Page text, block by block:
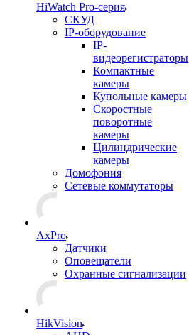
HiWatch Pro-серия
CКУД
IP-оборудование
IP-
видеорегистраторы
Компактные
камеры
Купольные камеры
Скоростные
поворотные
камеры
Цилиндрические
камеры
Домофония
Сетевые коммутаторы
AxPro
Датчики
Оповещатели
Охранные сигнализации
HikVision